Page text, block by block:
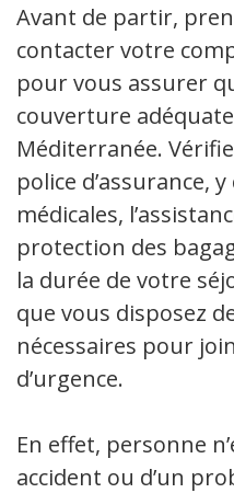
Avant de partir,
contacter votre
pour vous assurer
couverture
Méditerranée.
police d’assurance,
médicales,
protection des
la durée de votre
que vous disposez
nécessaires pour
d’urgence.
En effet, personne
accident ou d’un